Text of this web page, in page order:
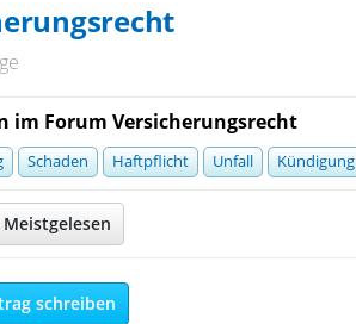
im Forum Versicherungsrecht
Schaden Haftpflicht Unfall Kündigung
Meistgelesen
schreiben